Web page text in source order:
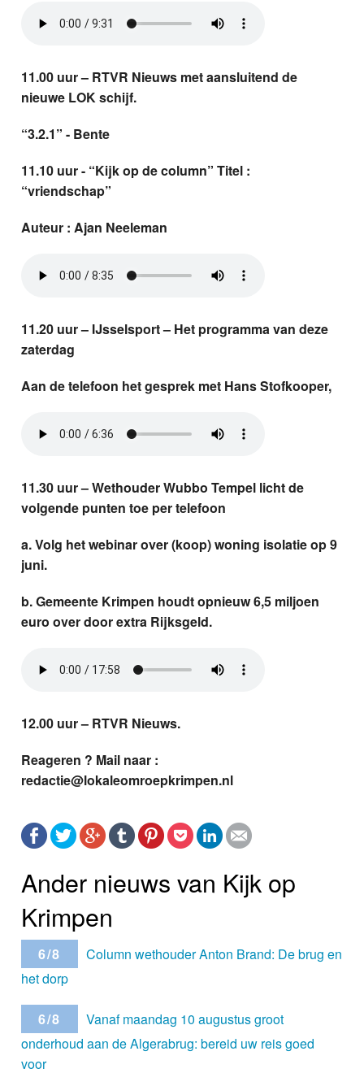
11.00 uur – RTVR Nieuws met aansluitend de
nieuwe LOK schijf.
“3.2.1” - Bente
11.10 uur - “Kijk op de column”Titel :
“vriendschap”
Auteur : Ajan Neeleman
11.20 uur – IJsselsport – Het programma van deze
zaterdag
Aan de telefoon het gesprek met Hans Stofkooper,
11.30 uur – Wethouder Wubbo Tempel licht de
volgende punten toe per telefoon
a. Volg het webinar over (koop) woning isolatie op 9
juni.
b. Gemeente Krimpen houdt opnieuw 6,5 miljoen
euro over doorextra Rijksgeld.
12.00 uur – RTVR Nieuws.
Reageren ? Mail naar :
redactie@lokaleomroepkrimpen.nl
Ander nieuws van Kijk op
Krimpen
6/8
Column wethouder Anton Brand: De brug en
het dorp
6/8
Vanaf maandag 10 augustus groot
onderhoud aan de Algerabrug: bereid uw reis goed
voor